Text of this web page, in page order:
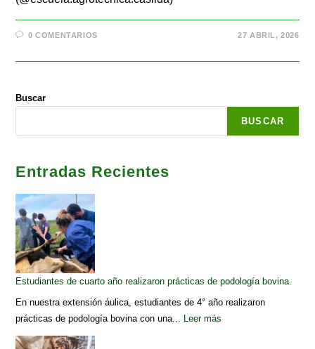
0 COMENTARIOS 27 ABRIL, 2026
Buscar
BUSCAR
Entradas Recientes
Estudiantes de cuarto año realizaron prácticas de podología bovina.
En nuestra extensión áulica, estudiantes de 4° año realizaron
prácticas de podología bovina con una...
Leer más